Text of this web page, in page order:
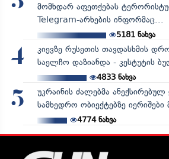
მომხდარ აფეთქებას
Telegram-არხების ინფორმაც...
5181ნახვა
4
კიევზე რუსეთის თავდასხმის
საელჩო დაზიანდა - კესტუტის
4833ნახვა
5
უკრაინის ძალებმა
სამხედრო ობიექტებზე იერიშები
4774ნახვა